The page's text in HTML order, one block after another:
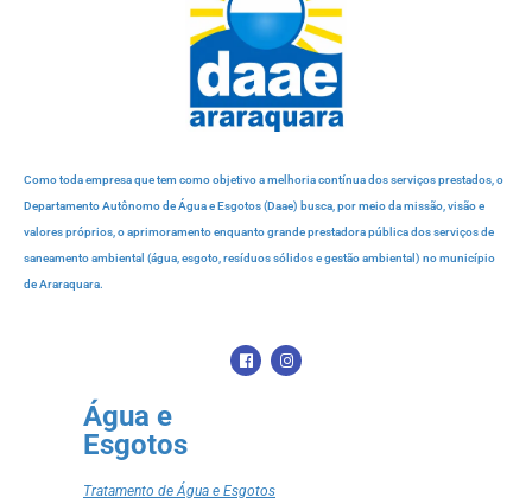
Como toda empresa que tem como objetivo a melhoria contínua dos serviços prestados, o
Departamento Autônomo de Água e Esgotos (Daae) busca, por meio da missão, visão e
valores próprios, o aprimoramento enquanto grande prestadora pública dos serviços de
saneamento ambiental (água, esgoto, resíduos sólidos e gestão ambiental) no município
de Araraquara.
Água e
Esgotos
Tratamento de Água e Esgotos